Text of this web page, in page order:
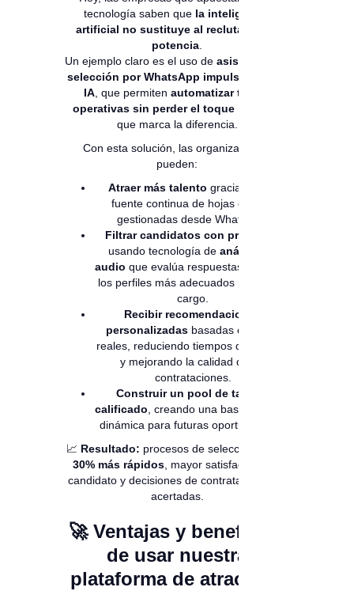
tecnología saben que la inteligencia
artificial no sustituye al reclutador: lo
potencia
Un ejemplo claro es el uso de asistentes de
selección por WhatsApp impulsados por
IA , que permiten automatizar tareas
operativas sin perder el toque humano
que marca la diferencia.
Con esta solución, las organizaciones
pueden:
Atraer más talento gracias a una
fuente continua de hojas de vida
gestionadas desde WhatsApp.
Filtrar candidatos con precisión
usando tecnología de análisis de
audio que evalúa respuestas y sugiere
los perfiles más adecuados para cada
cargo.
Recibir recomendaciones
personalizadasbasadas en datos
reales, reduciendo tiempos de revisión
y mejorando la calidad de las
contrataciones.
Construir un pool de talento
calificado , creando una base de datos
dinámica para futuras oportunidades.
📈 Resultado: procesos de selección
30% más rápidos, mayor satisfacción del
candidato y decisiones de contratación más
acertadas.
🚀 Ventajas y beneficios
de usar nuestra
plataforma de atracción